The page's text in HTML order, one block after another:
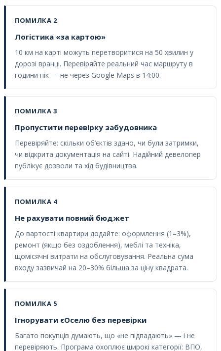
ПОМИЛКА 2
Логістика «за картою»
10 км на карті можуть перетворитися на 50 хвилин у
дорозі вранці. Перевіряйте реальний час маршруту в
години пік — не через Google Maps в 14:00.
ПОМИЛКА 3
Пропустити перевірку забудовника
Перевіряйте: скільки об’єктів здано, чи були затримки,
чи відкрита документація на сайті. Надійний девелопер
публікує дозволи та хід будівництва.
ПОМИЛКА 4
Не рахувати повний бюджет
До вартості квартири додайте: оформлення (1–3%),
ремонт (якщо без оздоблення), меблі та техніка,
щомісячні витрати на обслуговування. Реальна сума
входу зазвичай на 20–30% більша за ціну квадрата.
ПОМИЛКА 5
Ігнорувати єОселю без перевірки
Багато покупців думають, що «не підпадають» — і не
перевіряють. Програма охоплює широкі категорії: ВПО,